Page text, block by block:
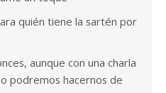
quién tiene la sartén por
aunque con una charla
podremos hacernos de